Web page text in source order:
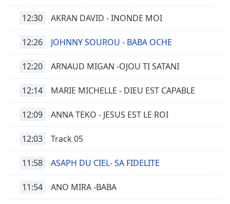
12:30 AKRAN DAVID - INONDE MOI
12:26 JOHNNY SOUROU - BABA OCHE
12:20 ARNAUD MIGAN -OJOU TI SATANI
12:14 MARIE MICHELLE - DIEU EST CAPABLE
12:09 ANNA TEKO - JESUS EST LE ROI
12:03 Track 05
11:58 ASAPH DU CIEL- SA FIDELITE
11:54 ANO MIRA -BABA